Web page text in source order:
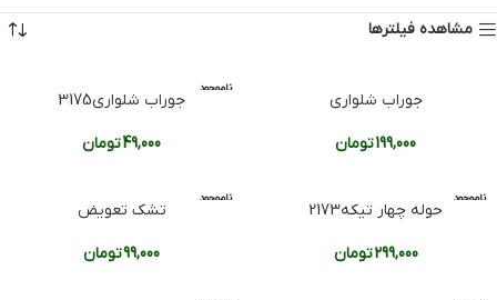
مشاهده فیلترها
جوراب شلواری
199,000تومان
ناموجود
جوراب شلواری3175
49,000تومان
ناموجود
حوله چهار تیکه2173
299,000تومان
ناموجود
تشک تعویض
99,000تومان